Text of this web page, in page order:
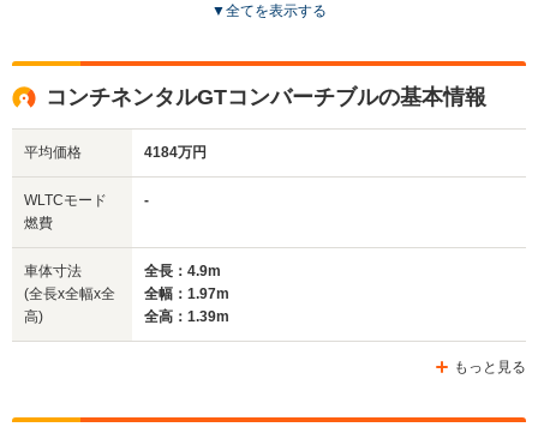
サイズ
(全長x全幅x全高)
1.4m
2ドア
1.4m
▼全てを表示する
コンチネンタルGTコンバーチブルの基本情報
平均価格 4184万円
WLTCモード
燃費
-
車体寸法
(全長x全幅x全
高)
全長：4.9m
全幅：1.97m
全高：1.39m
もっと見る